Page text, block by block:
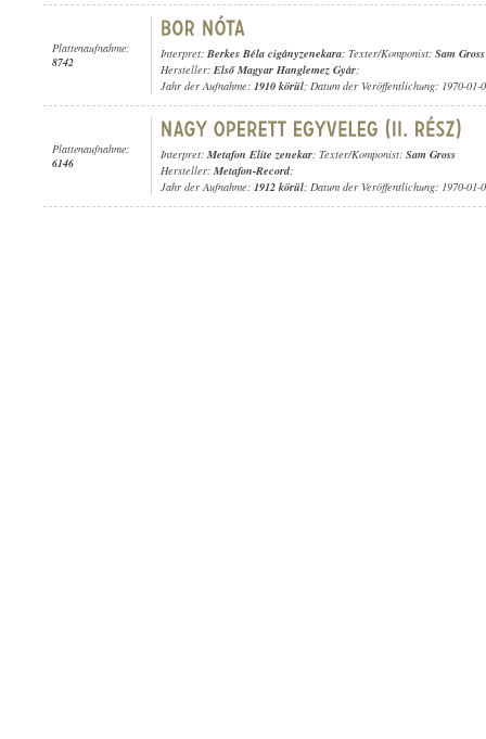
Plattenaufnahme:
8742
Interpret: Berkes Béla cigányzenekara; Texter/Komponist: Sam Gross
Hersteller: Első Magyar Hanglemez Gyár;
Jahr der Aufnahme: 1910 körül; Datum der Veröffentlichung: 1970-01-
Plattenaufnahme:
6146
Interpret: Metafon Elite zenekar; Texter/Komponist: Sam Gross
Hersteller: Metafon-Record;
Jahr der Aufnahme: 1912 körül; Datum der Veröffentlichung: 1970-01-